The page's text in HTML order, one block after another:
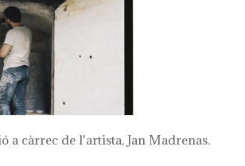
a càrrec de l'artista, Jan Madrenas.